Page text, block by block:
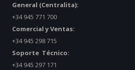
General (Centralita):
+34 945 771 700
Comercial y Ventas:
+34 945 298 715
Soporte Técnico:
+34 945 297 171